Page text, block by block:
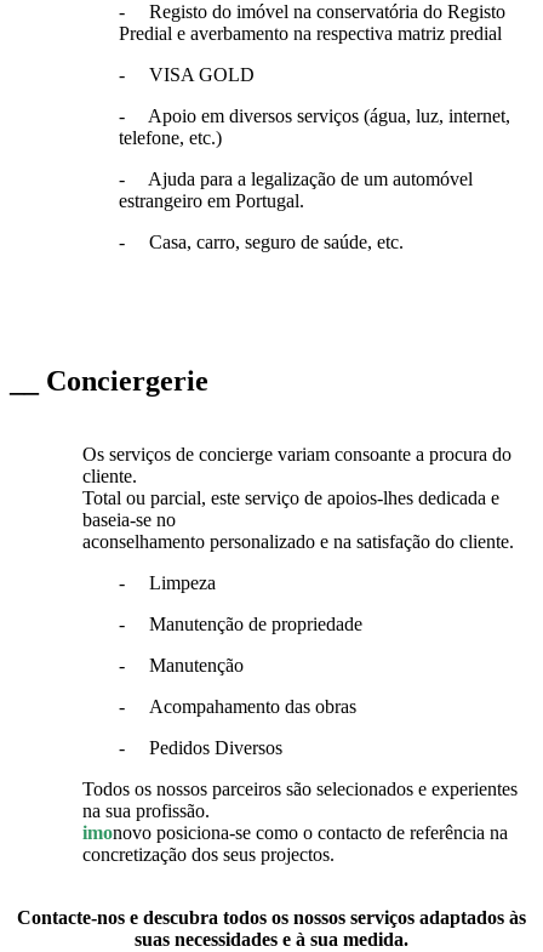
- Registo do imóvel na conservatória do Registo
Predial e averbamento na respectiva matriz predial
- VISA GOLD
- Apoio em diversos serviços (água, luz, internet,
telefone, etc.)
- Ajuda para a legalização de um automóvel
estrangeiro em Portugal.
- Casa, carro, seguro de saúde, etc.
__ Conciergerie
Os serviços de concierge variam consoante a procura do
cliente.
Total ou parcial, este serviço de apoios-lhes dedicada e
baseia-se no
aconselhamento personalizado e na satisfação do cliente.
- Limpeza
- Manutenção de propriedade
- Manutenção
- Acompahamento das obras
- Pedidos Diversos
Todos os nossos parceiros são selecionados e experientes
na sua profissão.
imonovo posiciona-se como o contacto de referência na
concretização dos seus projectos.
Contacte-nos e descubra todos os nossos serviços adaptados às
suas necessidades e à sua medida.